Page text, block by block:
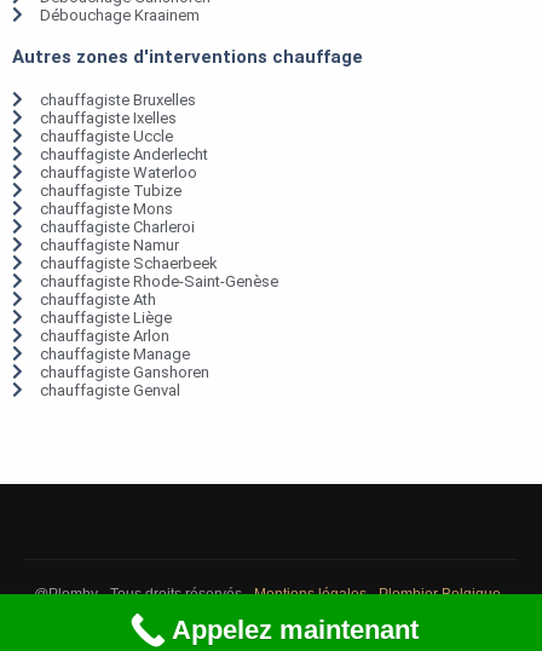
Débouchage Kraainem
Autres zones d'interventions chauffage
chauffagiste Bruxelles
chauffagiste Ixelles
chauffagiste Uccle
chauffagiste Anderlecht
chauffagiste Waterloo
chauffagiste Tubize
chauffagiste Mons
chauffagiste Charleroi
chauffagiste Namur
chauffagiste Schaerbeek
chauffagiste Rhode-Saint-Genèse
chauffagiste Ath
chauffagiste Liège
chauffagiste Arlon
chauffagiste Manage
chauffagiste Ganshoren
chauffagiste Genval
@Plomby - Tous droits réservés -Mentions légales-Plombier Belgique-
Débouchage Belgique
Appelez maintenant